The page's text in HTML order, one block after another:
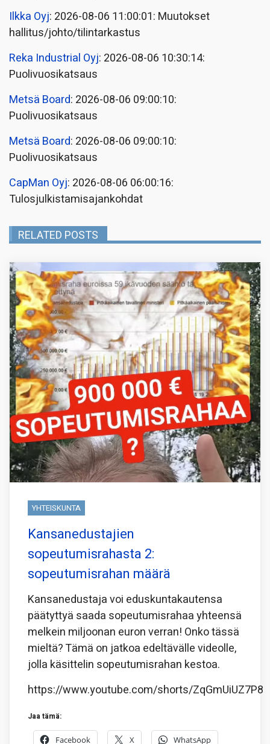
Ilkka Oyj: 2026-08-06 11:00:01: Muutokset
hallitus/johto/tilintarkastus
Reka Industrial Oyj: 2026-08-06 10:30:14:
Puolivuosikatsaus
Metsä Board: 2026-08-06 09:00:10:
Puolivuosikatsaus
Metsä Board: 2026-08-06 09:00:10:
Puolivuosikatsaus
CapMan Oyj: 2026-08-06 06:00:16:
Tulosjulkistamisajankohdat
RELATED POSTS
YHTEISKUNTA
Kansanedustajien
sopeutumisrahasta 2:
sopeutumisrahan määrä
Kansanedustaja voi eduskuntakautensa
päätyttyä saada sopeutumisrahaa yhteensä
melkein miljoonan euron verran! Onko tässä
mieltä? Tämä on jatkoa edeltävälle videolle,
jolla käsittelin sopeutumisrahan kestoa.
https://www.youtube.com/shorts/ZqGmUiUZ7P8
Jaa tämä:
Facebook X WhatsApp